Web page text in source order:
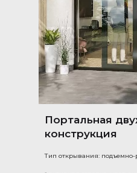
Портальная
конструкция
Тип открывания: